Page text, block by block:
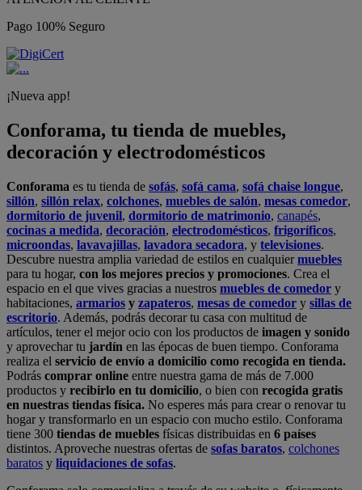
Pago 100% Seguro
¡Nueva app!
Conforama, tu tienda de muebles,
decoración y electrodomésticos
Conforama es tu tienda de sofás, sofá cama, sofá chaise longue,
sillón, sillón relax, colchones, muebles de salón, mesas comedor,
dormitorio de juvenil, dormitorio de matrimonio, canapés,
cocinas a medida, decoración, electrodomésticos, frigoríficos,
microondas, lavavajillas, lavadora secadora, y televisiones.
Descubre nuestra amplia variedad de estilos en cualquiermuebles
para tu hogar, con los mejores precios y promociones. Crea el
espacio en el que vives gracias a nuestros muebles de comedor y
habitaciones, armarios y zapateros, mesas de comedor y sillas de
escritorio. Además, podrás decorar tu casa con multitud de
artículos, tener el mejor ocio con los productos de imagen y sonido
y aprovechar tu jardín en las épocas de buen tiempo. Conforama
realiza el servicio de envío a domicilio como recogida en tienda.
Podrás comprar online entre nuestra gama de más de 7.000
productos y recibirlo en tu domicilio, o bien con recogida gratis
en nuestras tiendas física. No esperes más para crear o renovar tu
hogar y transformarlo en un espacio con mucho estilo. Conforama
tiene 300 tiendas de muebles físicas distribuidas en 6 países
distintos. Aproveche nuestras ofertas de sofas baratos, colchones
baratos y liquidaciones de sofas.